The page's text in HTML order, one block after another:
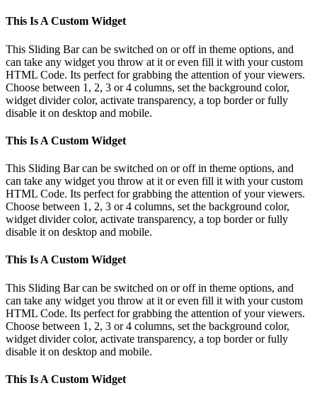
This Is A Custom Widget
This Sliding Bar can be switched on or off in theme options, and
can take any widget you throw at it or even fill it with your custom
HTML Code. Its perfect for grabbing the attention of your viewers.
Choose between 1, 2, 3 or 4 columns, set the background color,
widget divider color, activate transparency, a top border or fully
disable it on desktop and mobile.
This Is A Custom Widget
This Sliding Bar can be switched on or off in theme options, and
can take any widget you throw at it or even fill it with your custom
HTML Code. Its perfect for grabbing the attention of your viewers.
Choose between 1, 2, 3 or 4 columns, set the background color,
widget divider color, activate transparency, a top border or fully
disable it on desktop and mobile.
This Is A Custom Widget
This Sliding Bar can be switched on or off in theme options, and
can take any widget you throw at it or even fill it with your custom
HTML Code. Its perfect for grabbing the attention of your viewers.
Choose between 1, 2, 3 or 4 columns, set the background color,
widget divider color, activate transparency, a top border or fully
disable it on desktop and mobile.
This Is A Custom Widget